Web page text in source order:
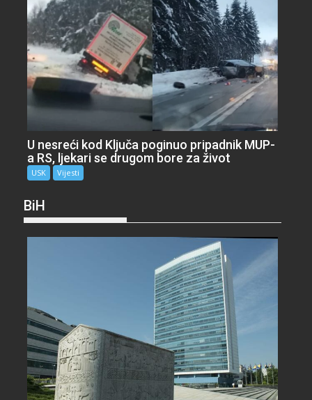
U nesreći kod Ključa poginuo pripadnik MUP-
a RS, ljekari se drugom bore za život
USK Vijesti
BiH